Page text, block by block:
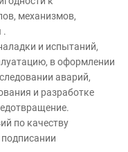
механизмов,
.
и испытаний,
в оформлении
аварий,
и разработке
по качеству